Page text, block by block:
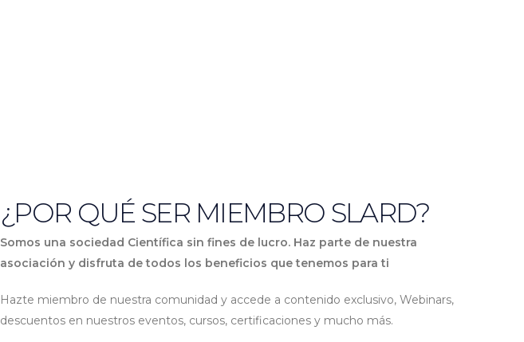
¿POR QUÉ SER MIEMBRO SLARD?
Somos una sociedad Científica sin fines de lucro. Haz parte de nuestra
asociación y disfruta de todos los beneficios que tenemos para ti
Hazte miembro de nuestra comunidad y accede a contenido exclusivo, Webinars,
descuentos en nuestros eventos, cursos, certificaciones y mucho más.